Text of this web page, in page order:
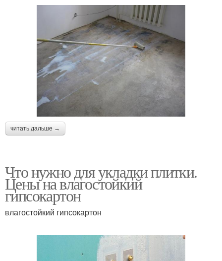
читать дальше →
Что нужно для укладки плитки.
Цены на влагостойкий
гипсокартон
влагостойкий гипсокартон